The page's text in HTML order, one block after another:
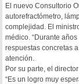
El nuevo Consultorio
autorefractómetro,
complejidad. El
médico. “Durante
respuestas concretas
atención.
Por su parte, el
“Es un logro muy